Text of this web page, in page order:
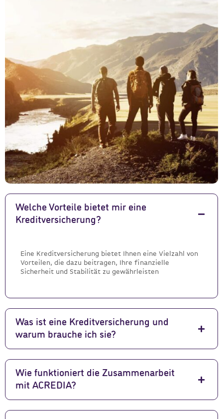
Welche Vorteile bietet mir eine
Kreditversicherung?
Eine Kreditversicherung bietet Ihnen eine Vielzahl von
Vorteilen, die dazu beitragen, Ihre finanzielle
Sicherheit und Stabilität zu gewährleisten
Was ist eine Kreditversicherung und
warum brauche ich sie?
Wie funktioniert die Zusammenarbeit
mit ACREDIA?